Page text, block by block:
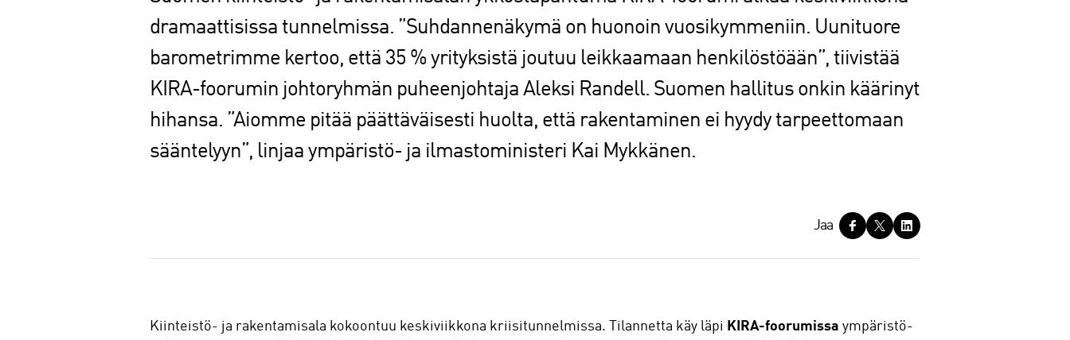
dramaattisissa tunnelmissa. ”Suhdannenäkymä on huonoin vuosikymmeniin. Uunituore
barometrimme kertoo, että 35 % yrityksistä joutuu leikkaamaan henkilöstöään”, tiivistää
KIRA-foorumin johtoryhmän puheenjohtaja Aleksi Randell. Suomen hallitus onkin käärinyt
hihansa. ”Aiomme pitää päättäväisesti huolta, että rakentaminen ei hyydy tarpeettomaan
sääntelyyn”, linjaa ympäristö- ja ilmastoministeri Kai Mykkänen.
a
Jaa
Kiinteistö- ja rakentamisala kokoontuu keskiviikkona kriisitunnelmissa. Tilannetta käy läpi KIRA-foorumissa ympäristö-